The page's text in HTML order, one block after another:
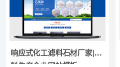
响应式化工滤料石材厂家|磨